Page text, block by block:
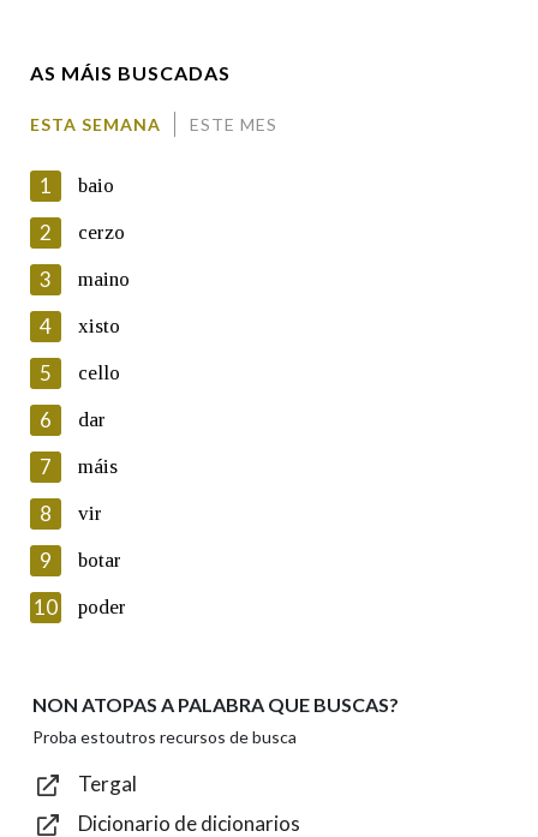
En cumprimento da normativa vixente en materia de
Protección de Datos de Carácter Persoal, a Real Academia
Galega informa a aqueles usuarios que faciliten o seu correo
electrónico, así como calquera outra información de carácter
persoal, que estes datos serán obxecto de tratamento
automatizado de carácter confidencial e incorporados aos seus
ficheiros informáticos. Así mesmo, os usuarios poderán exercer o
seu dereito de acceso, rectificación, oposición e cancelación dos
seus datos poñéndose en contacto connosco.
Lin e acepto as condicións da política de
Introduce o código que aparece na imaxe:
Texto de verificación
AS MÁIS BUSCADAS
ESTA SEMANA ESTE MES
1 baio
2 cerzo
3 maino
4 xisto
5 cello
6 dar
7 máis
8 vir
9 botar
10 poder
NON ATOPAS A PALABRA QUE BUSCAS?
Proba estoutros recursos de busca
Tergal
Dicionario de dicionarios